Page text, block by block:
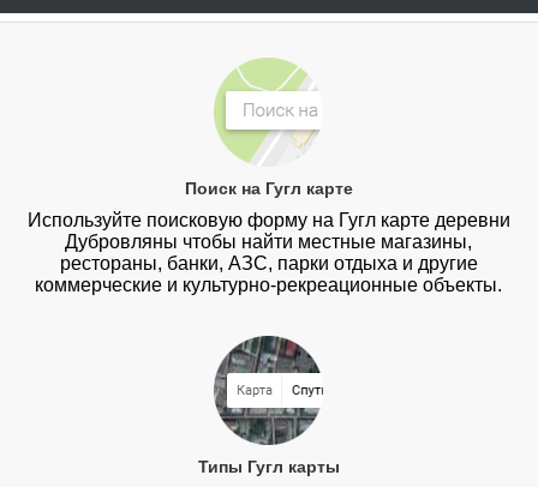
Поиск на Гугл карте
Используйте поисковую форму на Гугл карте деревни
Дубровляны чтобы найти местные магазины,
рестораны, банки, АЗС, парки отдыха и другие
коммерческие и культурно-рекреационные объекты.
Типы Гугл карты